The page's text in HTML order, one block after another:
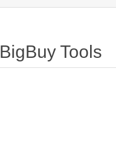
BigBuy Tools